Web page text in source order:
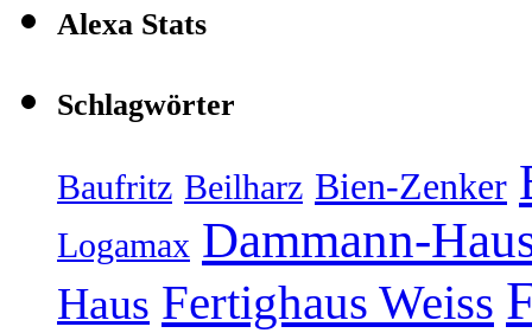
Alexa Stats
Schlagwörter
Baufritz Beilharz Bien-Zenker
Logamax Dammann-
Haus Fertighaus Weiss